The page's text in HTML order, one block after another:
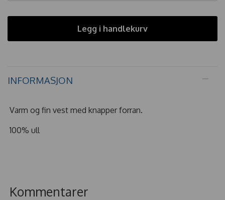
Legg i handlekurv
INFORMASJON
Varm og fin vest med knapper forran.
100% ull
Kommentarer